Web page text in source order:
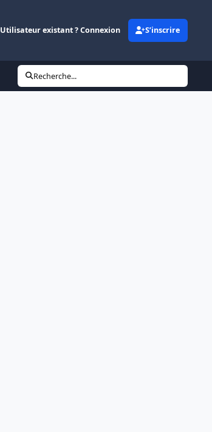
Utilisateur existant ? Connexion S’inscrire
Recherche...